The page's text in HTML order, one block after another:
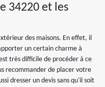
34220 et les
des maisons. En effet, il
un certain charme à
très difficile de procéder à ce
recommander de placer votre
dresser un devis sans qu'il soit